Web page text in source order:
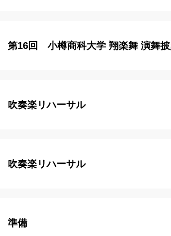
第16回 小樽商科大学 翔楽舞 演舞
吹奏楽リハーサル
吹奏楽リハーサル
準備